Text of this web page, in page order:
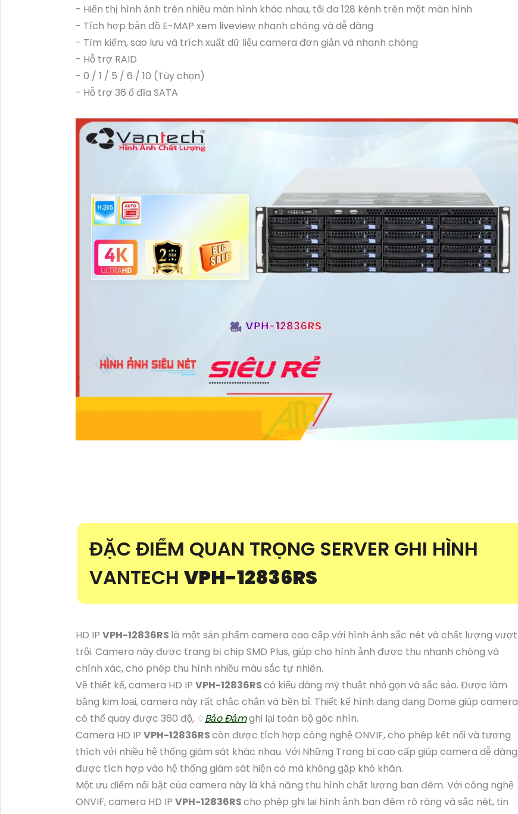
- Hiển thị hình ảnh trên nhiều màn hình khác nhau, tối đa 128 kênh trên một màn hình
- Tích hợp bản đồ E-MAP xem liveview nhanh chóng và dễ dàng
- Tìm kiếm, sao lưu và trích xuất dữ liệu camera đơn giản và nhanh chóng
- Hỗ trợ RAID
- 0 / 1 / 5 / 6 / 10 (Tùy chọn)
- Hỗ trợ 36 ổ đĩa SATA
ĐẶC ĐIỂM QUAN TRỌNG SERVER GHI HÌNH
VANTECH VPH-12836RS
HD IP VPH-12836RS là một sản phẩm camera cao cấp với hình ảnh sắc nét và chất lượng vượt
trội. Camera này được trang bị chip SMD Plus, giúp cho hình ảnh được thu nhanh chóng và
chính xác, cho phép thu hình nhiều màu sắc tự nhiên.
Về thiết kế, camera HD IP VPH-12836RScó kiểu dáng mỹ thuật nhỏ gọn và sắc sảo. Được làm
bằng kim loại, camera này rất chắc chắn và bền bỉ. Thiết kế hình dạng dạng Dome giúp camera
có thể quay được 360 độ, ♢Bảo Đảmghi lại toàn bộ góc nhìn.
Camera HD IP VPH-12836RScòn được tích hợp công nghệ ONVIF, cho phép kết nối và tương
thích với nhiều hệ thống giám sát khác nhau. Với Những Trang bị cao cấp giúp camera dễ dàng
được tích hợp vào hệ thống giám sát hiện có mà không gặp khó khăn.
Một ưu điểm nổi bật của camera này là khả năng thu hình chất lượng ban đêm. Với công nghệ
ONVIF, camera HD IP VPH-12836RScho phép ghi lại hình ảnh ban đêm rõ ràng và sắc nét, tin